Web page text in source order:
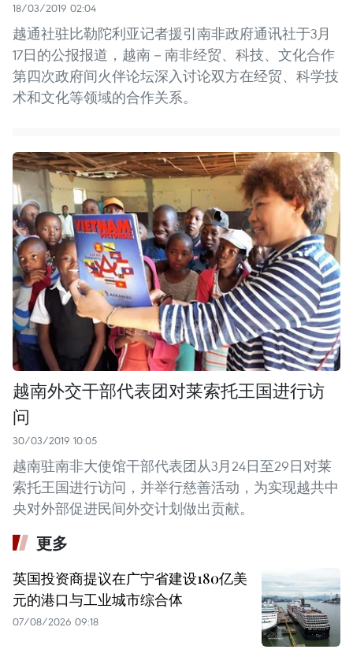
18/03/2019 02:04
越通社驻比勒陀利亚记者援引南非政府通讯社于3月
17日的公报报道，越南－南非经贸、科技、文化合作
第四次政府间火伴论坛深入讨论双方在经贸、科学技
术和文化等领域的合作关系。
越南外交干部代表团对莱索托王国进行访
问
30/03/2019 10:05
越南驻南非大使馆干部代表团从3月24日至29日对莱
索托王国进行访问，并举行慈善活动，为实现越共中
央对外部促进民间外交计划做出贡献。
更多
英国投资商提议在广宁省建设180亿美
元的港口与工业城市综合体
07/08/2026 09:18